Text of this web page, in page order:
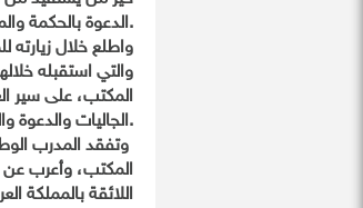
الدعوة بالحكمة والموعظة الحسنة وهو ما نعمل عليه.
واطلع خلال زيارته
والتي استقبله
المكتب، على سير
الجاليات والدعوة والبرامج الدعوية التي يقوم بها المكتب داخل المملكة وخارجها.
وتفقد المدرب
المكتب، وأعرب
اللائقة بالمملكة